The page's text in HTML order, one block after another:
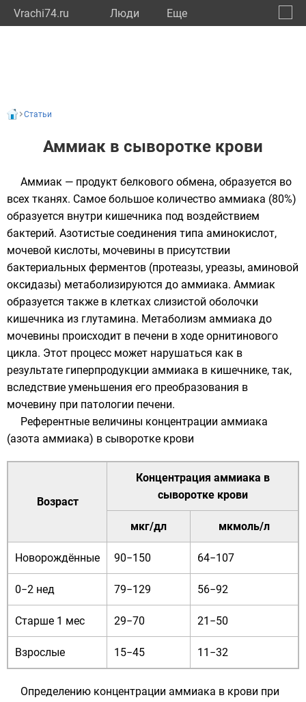
Vrachi74.ru Люди Eще
Статьи
Аммиак в сыворотке крови
Аммиак — продукт белкового обмена, образуется во
всех тканях. Самое большое количество аммиака (80%)
образуется внутри кишечника под воздействием
бактерий. Азотистые соединения типа аминокислот,
мочевой кислоты, мочевины в присутствии
бактериальных ферментов (протеазы, уреазы, аминовой
оксидазы) метаболизируются до аммиака. Аммиак
образуется также в клетках слизистой оболочки
кишечника из глутамина. Метаболизм аммиака до
мочевины происходит в печени в ходе орнитинового
цикла. Этот процесс может нарушаться как в
результате гиперпродукции аммиака в кишечнике, так,
вследствие уменьшения его преобразования в
мочевину при патологии печени.
Референтные величины концентрации аммиака
(азота аммиака) в сыворотке крови
Возраст
Концентрация аммиака в
сыворотке крови
мкг/дл мкмоль/л
Новорождённые 90−150 64−107
0−2 нед 79−129 56−92
Старше 1 мес 29−70 21−50
Взрослые 15−45 11−32
Определению концентрации аммиака в крови при